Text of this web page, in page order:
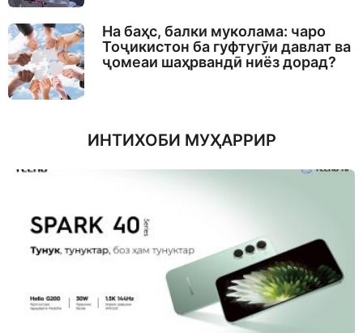
На баҳс, балки муколама: чаро
Тоҷикистон ба гуфтугӯи давлат ва
ҷомеаи шаҳрвандӣ ниёз дорад?
ИНТИХОБИ МУҲАРРИР